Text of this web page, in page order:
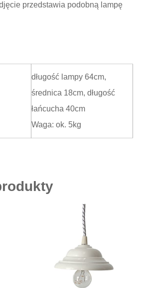
przedstawia podobną lampę
długość lampy 64cm,
średnica 18cm, długość
łańcucha 40cm
Waga: ok. 5kg